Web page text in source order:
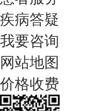
疾病答疑
我要咨询
网站地图
价格收费